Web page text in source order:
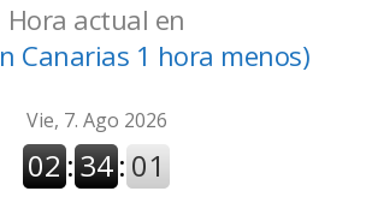
Hora actual en
Canarias 1 hora menos)